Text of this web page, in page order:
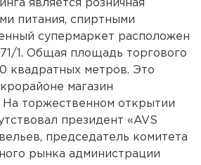
является розничная
питания, спиртными
супермаркет расположен
1. Общая площадь торгового
квадратных метров. Это
магазин
На торжественном открытии
президент «AVS
председатель комитета
рынка администрации